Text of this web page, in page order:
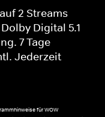
2 Streams
Digital 5.1
7 Tage
Jederzeit
für WOW